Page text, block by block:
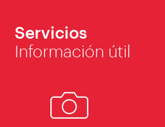
Servicios
Información útil